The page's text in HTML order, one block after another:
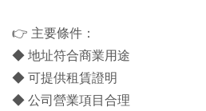
👉 主要條件：
◆ 地址符合商業用途
◆ 可提供租賃證明
◆ 公司營業項目合理